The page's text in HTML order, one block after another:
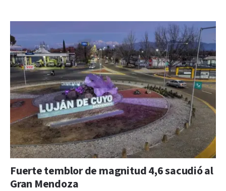
Fuerte temblor de magnitud 4,6 sacudió al
Gran Mendoza